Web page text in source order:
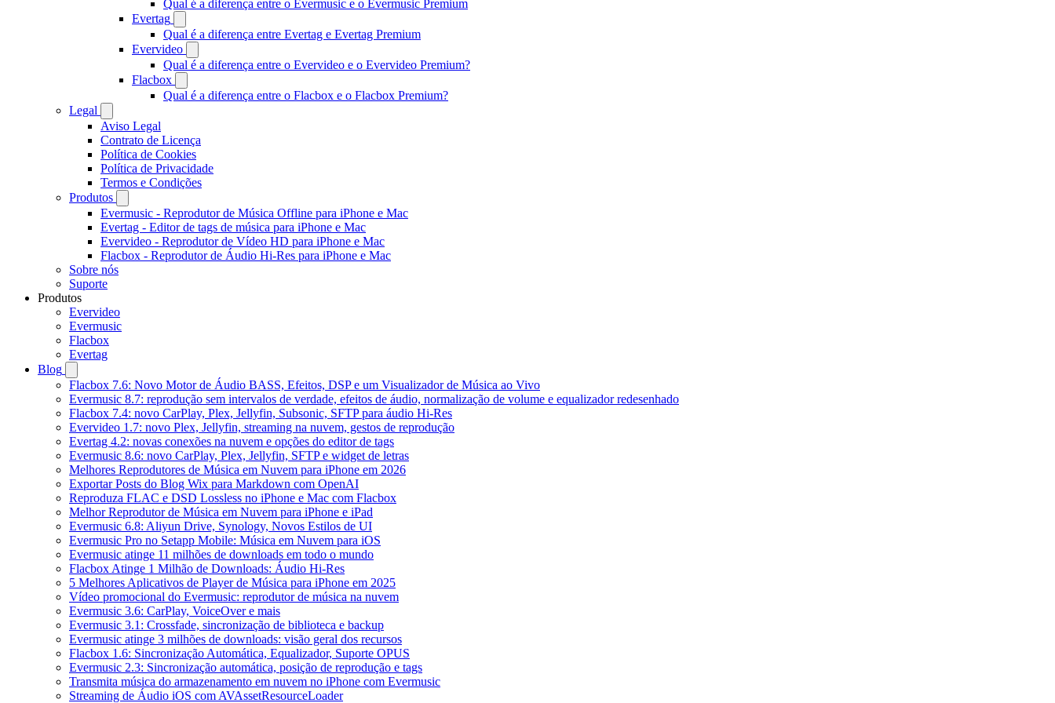
Qual é a diferença entre o Evermusic e o Evermusic Premium
Evertag
Qual é a diferença entre Evertag e Evertag Premium
Evervideo
Qual é a diferença entre o Evervideo e o Evervideo Premium?
Flacbox
Qual é a diferença entre o Flacbox e o Flacbox Premium?
Legal
Aviso Legal
Contrato de Licença
Política de Cookies
Política de Privacidade
Termos e Condições
Produtos
Evermusic - Reprodutor de Música Offline para iPhone e Mac
Evertag - Editor de tags de música para iPhone e Mac
Evervideo - Reprodutor de Vídeo HD para iPhone e Mac
Flacbox - Reprodutor de Áudio Hi-Res para iPhone e Mac
Sobre nós
Suporte
Produtos
Evervideo
Evermusic
Flacbox
Evertag
Blog
Flacbox 7.6: Novo Motor de Áudio BASS, Efeitos, DSP e um Visualizador de Música ao Vivo
Evermusic 8.7: reprodução sem intervalos de verdade, efeitos de áudio, normalização de volume e equalizador redesenhado
Flacbox 7.4: novo CarPlay, Plex, Jellyfin, Subsonic, SFTP para áudio Hi-Res
Evervideo 1.7: novo Plex, Jellyfin, streaming na nuvem, gestos de reprodução
Evertag 4.2: novas conexões na nuvem e opções do editor de tags
Evermusic 8.6: novo CarPlay, Plex, Jellyfin, SFTP e widget de letras
Melhores Reprodutores de Música em Nuvem para iPhone em 2026
Exportar Posts do Blog Wix para Markdown com OpenAI
Reproduza FLAC e DSD Lossless no iPhone e Mac com Flacbox
Melhor Reprodutor de Música em Nuvem para iPhone e iPad
Evermusic 6.8: Aliyun Drive, Synology, Novos Estilos de UI
Evermusic Pro no Setapp Mobile: Música em Nuvem para iOS
Evermusic atinge 11 milhões de downloads em todo o mundo
Flacbox Atinge 1 Milhão de Downloads: Áudio Hi-Res
5 Melhores Aplicativos de Player de Música para iPhone em 2025
Vídeo promocional do Evermusic: reprodutor de música na nuvem
Evermusic 3.6: CarPlay, VoiceOver e mais
Evermusic 3.1: Crossfade, sincronização de biblioteca e backup
Evermusic atinge 3 milhões de downloads: visão geral dos recursos
Flacbox 1.6: Sincronização Automática, Equalizador, Suporte OPUS
Evermusic 2.3: Sincronização automática, posição de reprodução e tags
Transmita música do armazenamento em nuvem no iPhone com Evermusic
Streaming de Áudio iOS com AVAssetResourceLoader